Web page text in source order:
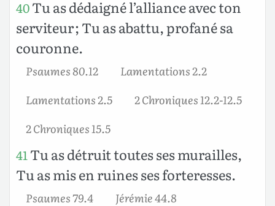
40Tu as dédaigné l’alliance avec ton
serviteur ; Tu as abattu, profané sa
couronne.
Psaumes 80.12
Lamentations 2.2
Lamentations 2.5
2 Chroniques 12.2-12.5
2 Chroniques 15.5
41 Tu as détruit toutes ses murailles,
Tu as mis en ruines ses forteresses.
Psaumes 79.4
Jérémie 44.8